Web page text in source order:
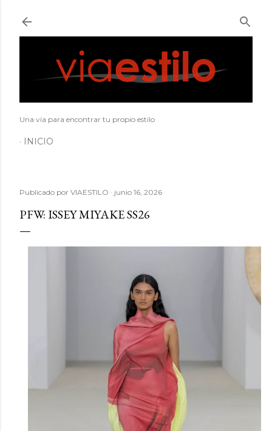
Una vía para encontrar tu propio estilo
INICIO
Publicado por VIAESTILO junio 16, 2026
PFW: ISSEY MIYAKE SS26